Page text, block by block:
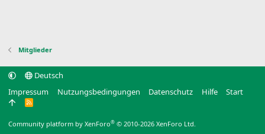
Mitglieder
Deutsch
Impressum
Nutzungsbedingungen Datenschutz Hilfe Start
R
Community platform by XenForo® © 2010-2026 XenForo Ltd.